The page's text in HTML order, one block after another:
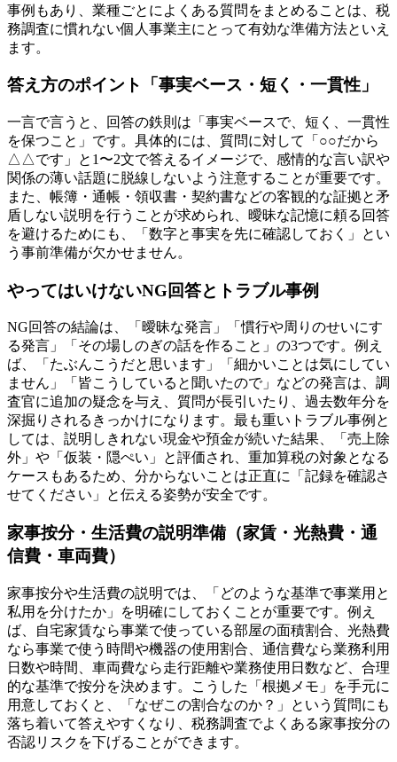
事例もあり、業種ごとによくある質問をまとめることは、税
務調査に慣れない個人事業主にとって有効な準備方法といえ
ます。
答え方のポイント「事実ベース・短く・一貫性」
一言で言うと、回答の鉄則は「事実ベースで、短く、一貫性
を保つこと」です。具体的には、質問に対して「○○だから
△△です」と1〜2文で答えるイメージで、感情的な言い訳や
関係の薄い話題に脱線しないよう注意することが重要です。
また、帳簿・通帳・領収書・契約書などの客観的な証拠と矛
盾しない説明を行うことが求められ、曖昧な記憶に頼る回答
を避けるためにも、「数字と事実を先に確認しておく」とい
う事前準備が欠かせません。
やってはいけないNG回答とトラブル事例
NG回答の結論は、「曖昧な発言」「慣行や周りのせいにす
る発言」「その場しのぎの話を作ること」の3つです。例え
ば、「たぶんこうだと思います」「細かいことは気にしてい
ません」「皆こうしていると聞いたので」などの発言は、調
査官に追加の疑念を与え、質問が長引いたり、過去数年分を
深掘りされるきっかけになります。最も重いトラブル事例と
しては、説明しきれない現金や預金が続いた結果、「売上除
外」や「仮装・隠ぺい」と評価され、重加算税の対象となる
ケースもあるため、分からないことは正直に「記録を確認さ
せてください」と伝える姿勢が安全です。
家事按分・生活費の説明準備（家賃・光熱費・通
信費・車両費）
家事按分や生活費の説明では、「どのような基準で事業用と
私用を分けたか」を明確にしておくことが重要です。例え
ば、自宅家賃なら事業で使っている部屋の面積割合、光熱費
なら事業で使う時間や機器の使用割合、通信費なら業務利用
日数や時間、車両費なら走行距離や業務使用日数など、合理
的な基準で按分を決めます。こうした「根拠メモ」を手元に
用意しておくと、「なぜこの割合なのか？」という質問にも
落ち着いて答えやすくなり、税務調査でよくある家事按分の
否認リスクを下げることができます。